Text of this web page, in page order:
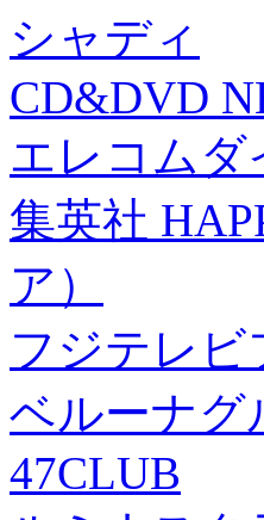
シャディ
CD&DVD
エレコムダ
集英社
ア）
フジテレ
ベルーナグ
47CLUB